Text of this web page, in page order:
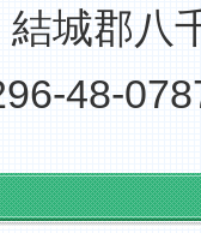
城郡八
48-